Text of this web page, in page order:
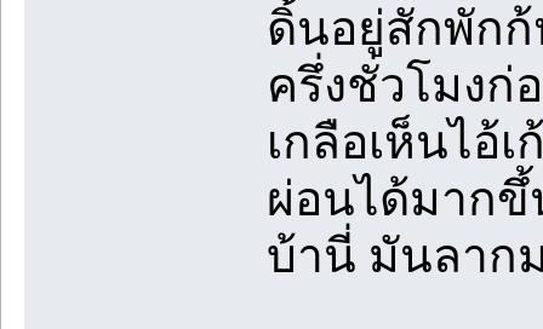
ดิ้นอยู่สักพักก้
ครึ่งชั่วโมงก่
เกลือเห็นไอ้
ผ่อนได้มากขึ้
บ้านี่ มันลาก